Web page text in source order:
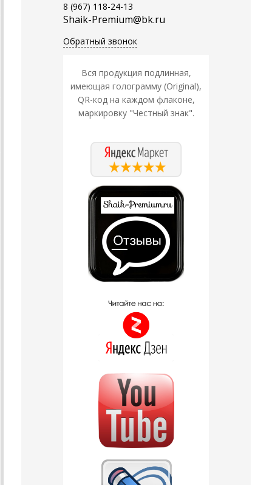
8 (967) 118-24-13
Shaik-Premium@bk.ru
Обратный звонок
Вся продукция подлинная,
имеющая голограмму (Original),
QR-код на каждом флаконе,
маркировку "Честный знак".